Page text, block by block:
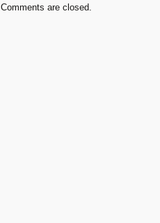
Comments are closed.